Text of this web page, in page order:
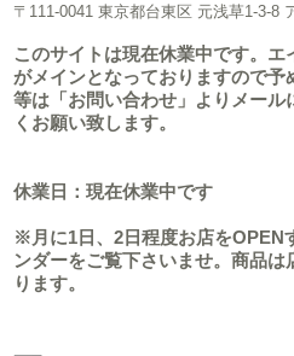
〒111-0041 東京都台東区 元浅草1-3-8
このサイトは現在休業中です。エ
がメインとなっておりますので予
等は「お問い合わせ」よりメール
くお願い致します。
休業日：現在休業中です
※月に1日、2日程度お店をOPEN
ンダーをご覧下さいませ。商品
ります。